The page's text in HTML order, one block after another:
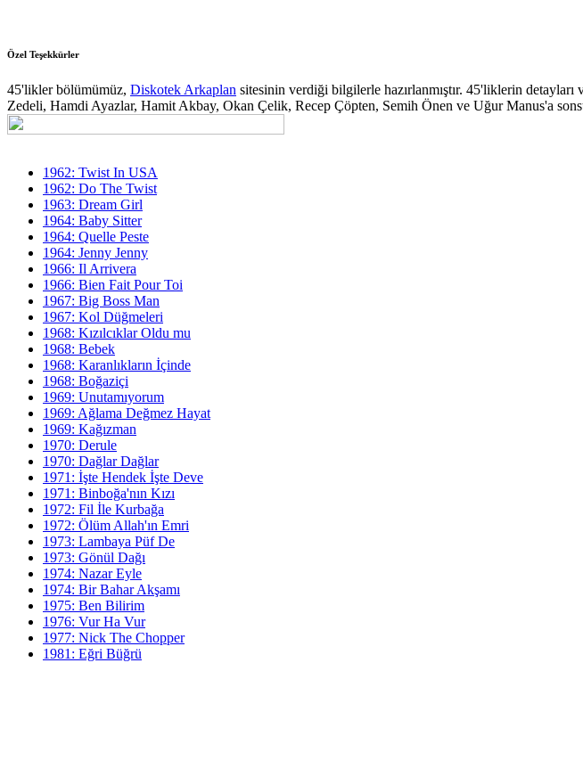
Özel Teşekkürler
45'likler bölümümüz, Diskotek Arkaplan sitesinin verdiği bilgilerle hazırlanmıştır. 45'liklerin
Zedeli, Hamdi Ayazlar, Hamit Akbay, Okan Çelik, Recep Çöpten, Semih Önen ve Uğur Manus'a
1962: Twist In USA
1962: Do The Twist
1963: Dream Girl
1964: Baby Sitter
1964: Quelle Peste
1964: Jenny Jenny
1966: Il Arrivera
1966: Bien Fait Pour Toi
1967: Big Boss Man
1967: Kol Düğmeleri
1968: Kızılcıklar Oldu mu
1968: Bebek
1968: Karanlıkların İçinde
1968: Boğaziçi
1969: Unutamıyorum
1969: Ağlama Değmez Hayat
1969: Kağızman
1970: Derule
1970: Dağlar Dağlar
1971: İşte Hendek İşte Deve
1971: Binboğa'nın Kızı
1972: Fil İle Kurbağa
1972: Ölüm Allah'ın Emri
1973: Lambaya Püf De
1973: Gönül Dağı
1974: Nazar Eyle
1974: Bir Bahar Akşamı
1975: Ben Bilirim
1976: Vur Ha Vur
1977: Nick The Chopper
1981: Eğri Büğrü